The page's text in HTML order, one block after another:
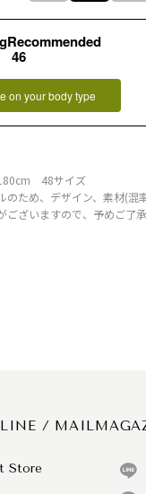
46
on your body type
180cm 48サイズ
ため、デザイン、素材(混
ざいますので、予めご了承
LINE /
Store